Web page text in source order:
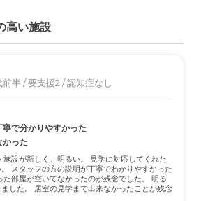
高い施設
半 / 要支援2 / 認知症なし
で分かりやすかった
かった
設が新しく、明るい。 見学に対応してくれた
スタッフの方の説明が丁寧でわかりやすかった
部屋が空いてなかったのが残念でした。 明る
かったことが残念